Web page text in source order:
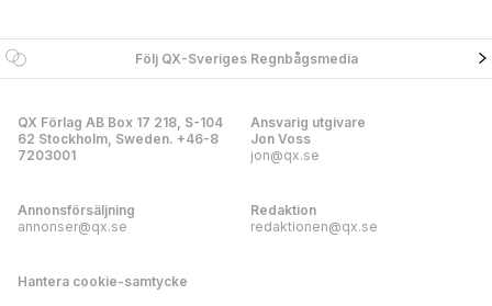
Följ QX-Sveriges Regnbågsmedia
QX Förlag AB Box 17 218, S-104
62 Stockholm, Sweden. +46-8
7203001
Ansvarig utgivare
Jon Voss
jon@qx.se
Annonsförsäljning
annonser@qx.se
Redaktion
redaktionen@qx.se
Hantera cookie-samtycke